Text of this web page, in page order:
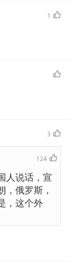
1
3
124
人说话，宣
，俄罗斯，
，这个外